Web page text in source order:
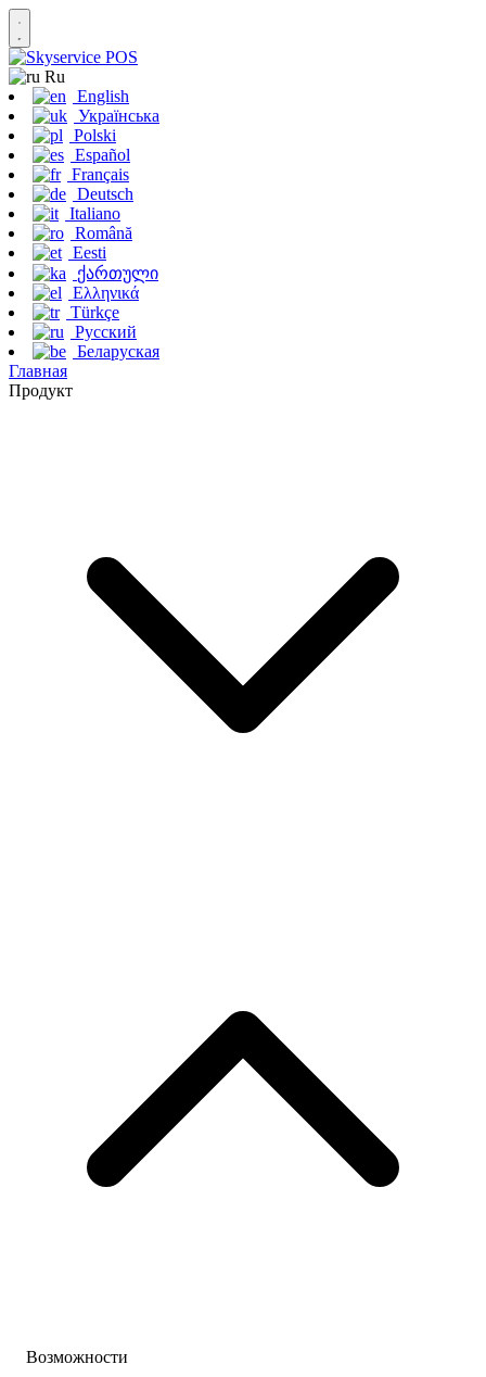
Ru
English
Українська
Polski
Español
Français
Deutsch
Italiano
Română
Eesti
ქართული
Ελληνικά
Türkçe
Русский
Беларуская
Главная
Продукт
Возможности